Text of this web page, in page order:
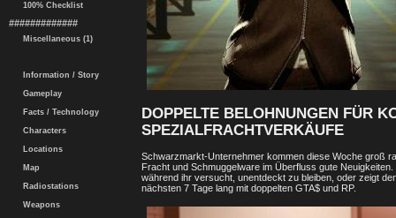
100% Checklist
#############
Miscellaneous (1)
Information / Story
Gameplay
Facts / Technology
Characters
Locations
Map
Radiostations
Weapons
DOPPELTE BELOHNUNGEN FÜR
SPEZIALFRACHTVERKÄUFE
Schwarzmarkt-Unternehmer kommen diese Woche groß
Fracht und Schmuggelware im Überfluss gute
während ihr versucht, unentdeckt zu bleiben, oder zeigt
nächsten 7 Tage lang mit doppelten GTA$ und RP.